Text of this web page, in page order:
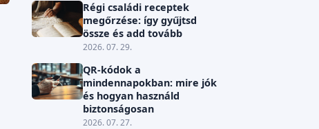
Régi családi receptek
megőrzése: így gyűjtsd
össze és add tovább
2026. 07. 29.
QR-kódok a
mindennapokban: mire jók
és hogyan használd
biztonságosan
2026. 07. 27.